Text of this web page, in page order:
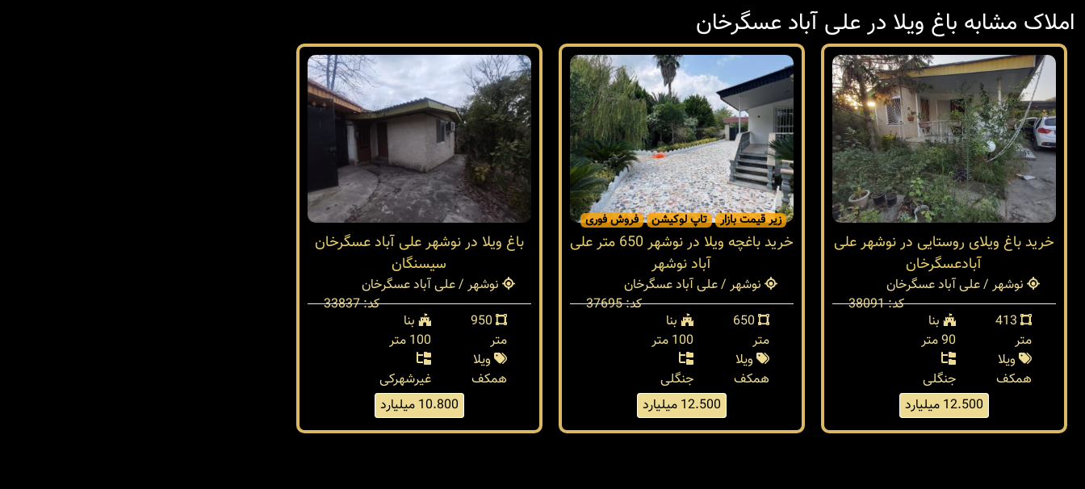
املاک مشابه باغ ویلا در علی آباد عسگرخان
خرید باغ ویلای روستایی در نوشهر علی
آبادعسگرخان
نوشهر / علی آباد عسگرخان
کد: 38091
413
متر
بنا
90 متر
ویلا
همکف
جنگلی
12.500 میلیارد
زیر قیمت بازار تاپ لوکیشن فروش فوری
خرید باغچه ویلا در نوشهر 650 متر علی
آباد نوشهر
نوشهر / علی آباد عسگرخان
کد: 37695
650
متر
بنا
100 متر
ویلا
همکف
جنگلی
12.500 میلیارد
باغ ویلا در نوشهر علی آباد عسگرخان
سیسنگان
نوشهر / علی آباد عسگرخان
کد: 33837
950
متر
بنا
100 متر
ویلا
همکف
غیرشهرکی
10.800 میلیارد